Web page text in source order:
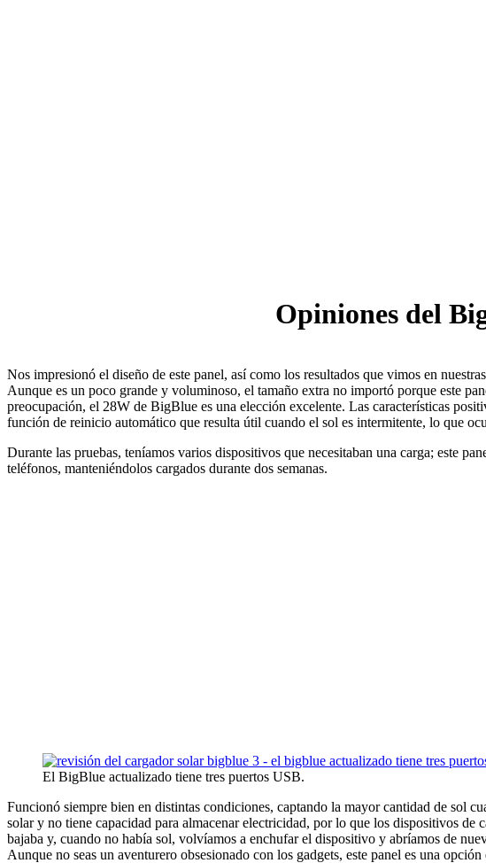
Opiniones del
Nos impresionó el diseño de este panel, así como los resultados que vimos en
Aunque es un poco grande y voluminoso, el tamaño extra no importó porque este
preocupación, el 28W de BigBlue es una elección excelente. Las características
función de reinicio automático que resulta útil cuando el sol es intermitente, lo que
Durante las pruebas, teníamos varios dispositivos que necesitaban una carga; este
teléfonos, manteniéndolos cargados durante dos semanas.
El BigBlue actualizado tiene tres puertos USB.
Funcionó siempre bien en distintas condiciones, captando la mayor cantidad de sol
solar y no tiene capacidad para almacenar electricidad, por lo que los dispositivos
bajaba y, cuando no había sol, volvíamos a enchufar el dispositivo y abríamos de
Aunque no seas un aventurero obsesionado con los gadgets, este panel es una